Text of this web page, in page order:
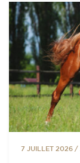
7 JUILLET 2026 /